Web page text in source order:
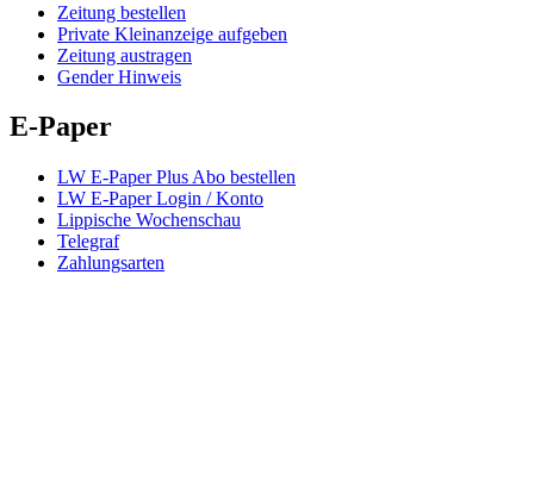
Zeitung bestellen
Private Kleinanzeige aufgeben
Zeitung austragen
Gender Hinweis
E-Paper
LW E-Paper Plus Abo bestellen
LW E-Paper Login / Konto
Lippische Wochenschau
Telegraf
Zahlungsarten